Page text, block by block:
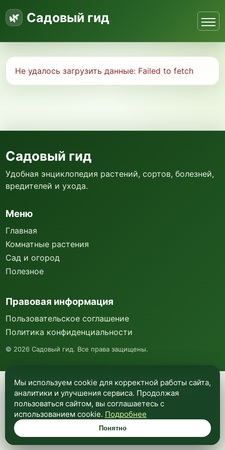
Садовый гид
Не удалось загрузить данные: Failed to fetch
Мы используем куки и Яндекс Метрику для
анализа посещаемости и улучшения работы
сайта. Подробнее —в политике
конфиденциальности.
Понятно
Садовый гид
Удобная энциклопедия растений, сортов, болезней,
вредителей и ухода.
Меню
Главная
Комнатные растения
Сад и огород
Полезное
Правовая информация
Пользовательское соглашение
Политика конфиденциальности
© 2026 Садовый гид. Все права защищены.
Мы используем cookie для корректной работы сайта,
аналитики и улучшения сервиса. Продолжая
пользоваться сайтом, вы соглашаетесь с
использованием cookie. Подробнее
Понятно